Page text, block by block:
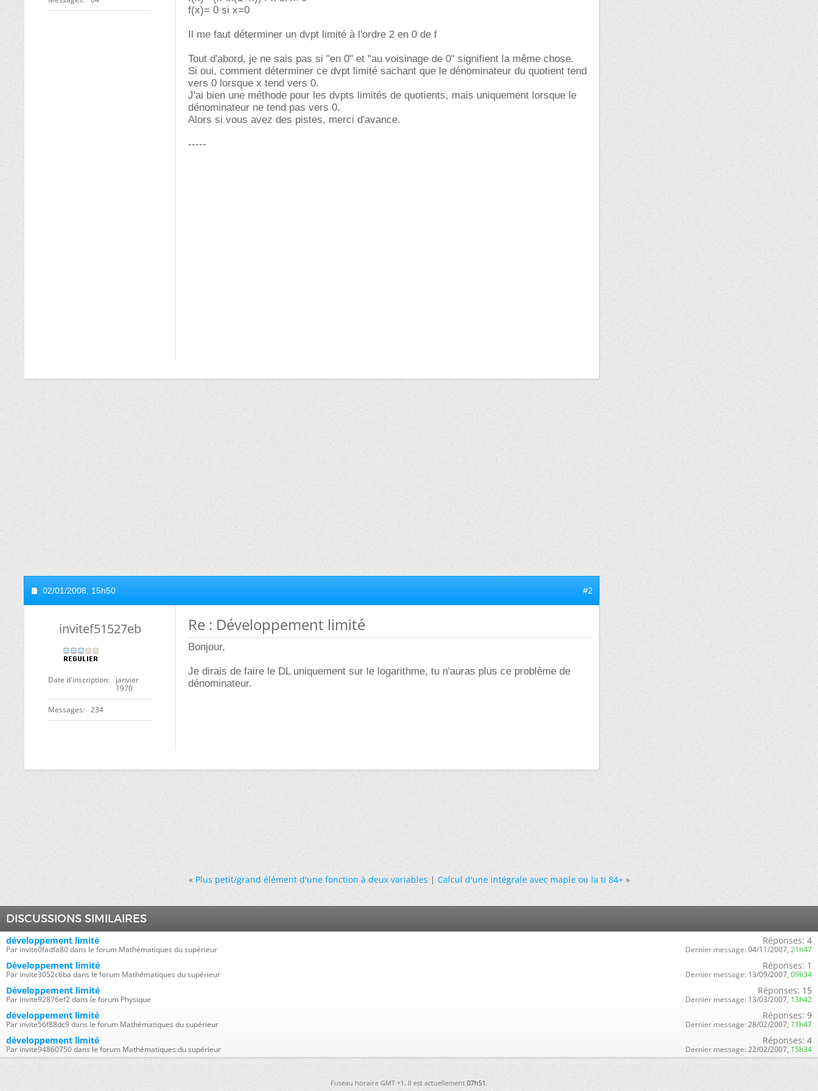
f(x)= 0 si x=0
Il me faut déterminer un dvpt limité à l'ordre 2 en 0 de f
Tout d'abord, je ne sais pas si "en 0" et "au voisinage de 0" signifient la même chose.
Si oui, comment déterminer ce dvpt limité sachant que le dénominateur du quotient tend
vers 0 lorsque x tend vers 0.
J'ai bien une méthode pour les dvpts limités de quotients, mais uniquement lorsque le
dénominateur ne tend pas vers 0.
Alors si vous avez des pistes, merci d'avance.
-----
02/01/2008, 15h50 #2
invitef51527eb
Date d'inscription
janvier
1970
Messages 234
Re : Développement limité
Bonjour,
Je dirais de faire le DL uniquement sur le logarithme, tu n'auras plus ce problème de
dénominateur.
« Plus petit/grand élément d'une fonction à deux variables|Calcul d'une intégrale avec maple ou la ti 84+ »
DISCUSSIONS SIMILAIRES
développement limité
Par invite0fadfa80 dans le forum Mathématiques du supérieur
Réponses: 4
Dernier message: 04/11/2007, 21h47
Développement limité
Par invite3052c6ba dans le forum Mathématiques du supérieur
Réponses: 1
Dernier message: 13/09/2007, 09h34
Développement limité
Par invite92876ef2 dans le forum Physique
Réponses: 15
Dernier message: 13/03/2007, 13h42
développement limité
Par invite56f88dc9 dans le forum Mathématiques du supérieur
Réponses: 9
Dernier message: 28/02/2007, 11h47
développement limité
Par invite94860750 dans le forum Mathématiques du supérieur
Réponses: 4
Dernier message: 22/02/2007, 15h34
Fuseau horaire GMT +1. Il est actuellement07h51.